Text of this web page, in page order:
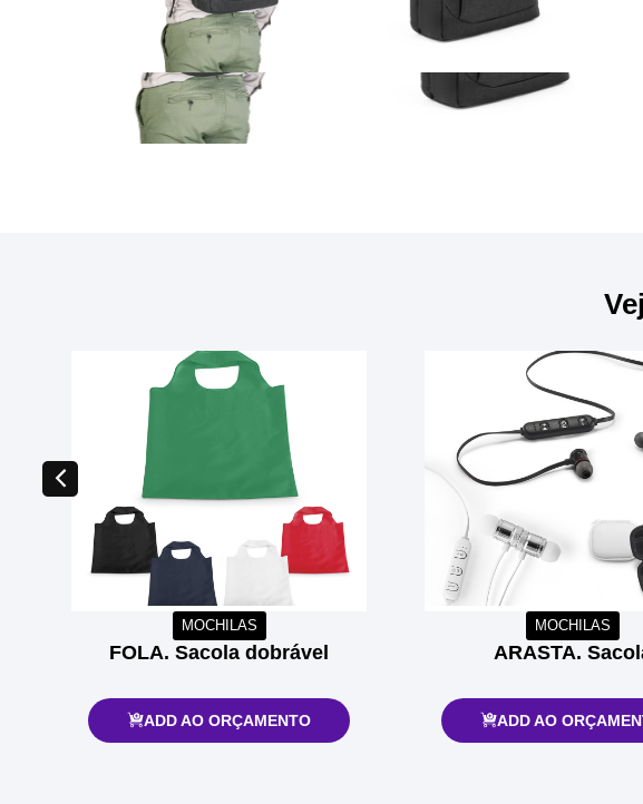
MOCHILAS
FOLA. Sacola dobrável
ADD AO ORÇAMENTO
MOCHILAS
ARASTA.
ADD AO